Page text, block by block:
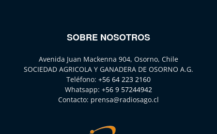
SOBRE NOSOTROS
Avenida Juan Mackenna 904, Osorno, Chile
SOCIEDAD AGRICOLA Y GANADERA DE OSORNO A.G.
Teléfono: +56 64 223 2160
Whatsapp: +56 9 57244942
Contacto: prensa@radiosago.cl